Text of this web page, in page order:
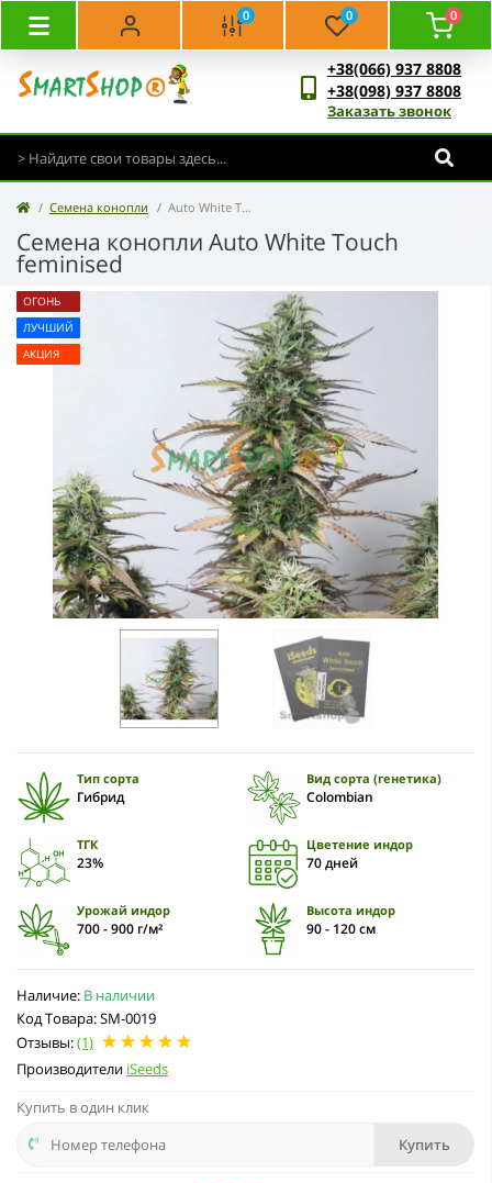
0 0 0
+38(066) 937 8808
+38(098) 937 8808
Заказать звонок
Семена конопли Auto White Touch feminised
Семена конопли Auto White Touch
feminised
Наличие: В наличии
Код Товара: SM-0019
Отзывы:(1)
Производители iSeeds
ОГОНЬ
ЛУЧШИЙ
АКЦИЯ
Тип сорта
Гибрид
Вид сорта (генетика)
Colombian
ТГК
23%
Цветение индор
70 дней
Урожай индор
700 - 900 г/м²
Высота индор
90 - 120 см
Купить в один клик
Купить